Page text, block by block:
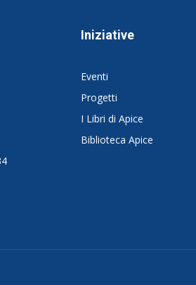
Iniziative
Eventi
Progetti
I Libri di Apice
Biblioteca Apice